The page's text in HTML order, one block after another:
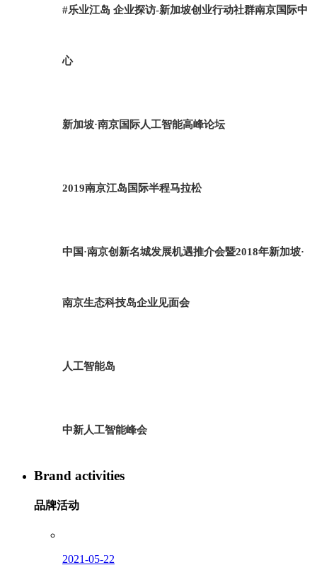
#乐业江岛 企业探访-新加坡创业行动社群南京国际中
心
新加坡·南京国际人工智能高峰论坛
2019南京江岛国际半程马拉松
中国·南京创新名城发展机遇推介会暨2018年新加坡·
南京生态科技岛企业见面会
人工智能岛
中新人工智能峰会
Brand activities
品牌活动
2021-05-22